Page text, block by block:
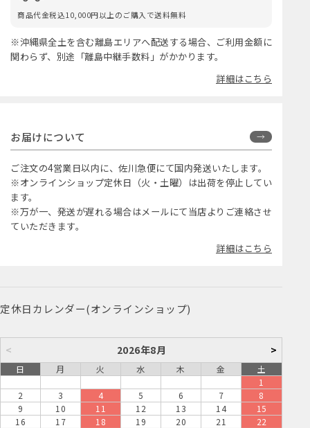
商品代金税込10,000円以上のご購入で送料無料
※沖縄県全土を含む離島エリアへ配送する場合、ご利用金額に
関わらず、別途「離島中継手数料」がかかります。
詳細はこちら
お届けについて
ご注文の4営業日以内に、佐川急便にて国内発送いたします。
※オンラインショップ定休日（火・土曜）は出荷を停止してい
ます。
※万が一、発送が遅れる場合はメールにて当店よりご連絡させ
ていただきます。
詳細はこちら
定休日カレンダー(オンラインショップ)
< 2026年8月 >
日 月 火 水 木 金
土
1
2
3 4 5 6 7
8
9
10 11 12 13 14
15
16
17 18 19 20 21
22